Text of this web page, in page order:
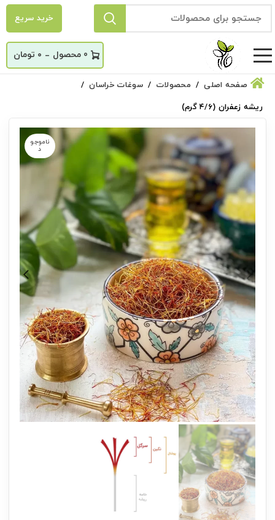
خرید سریع
0
_ ۰ تومان
صفحه اصلی محصولات
سوغات خراسان
ریشه زعفران (۴/۶ گرم)
ناموجو
د